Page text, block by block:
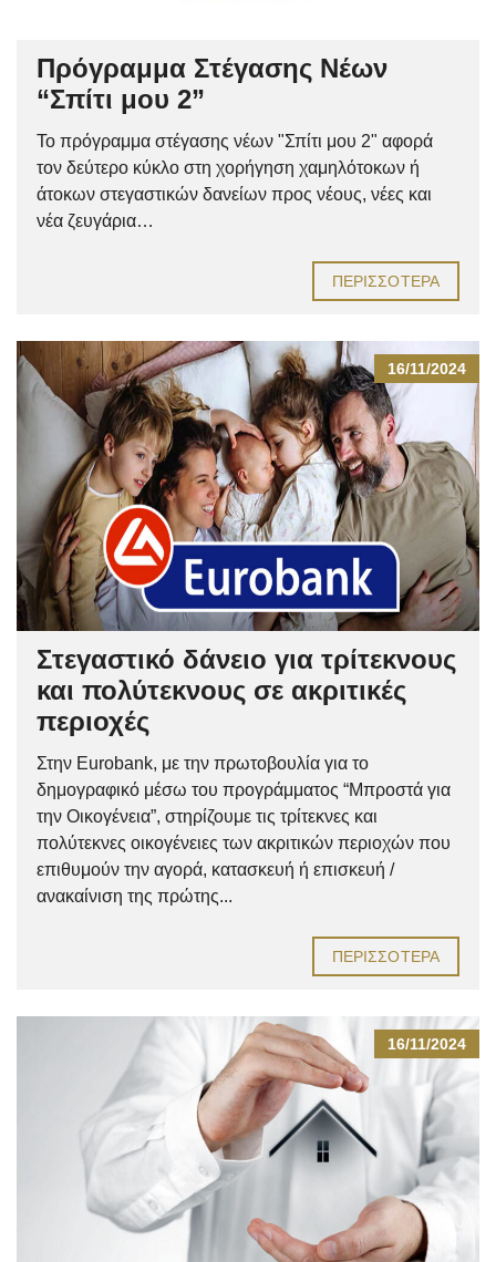
Πρόγραμμα Στέγασης Νέων
“Σπίτι μου 2”
Το πρόγραμμα στέγασης νέων "Σπίτι μου 2" αφορά
τον δεύτερο κύκλο στη χορήγηση χαμηλότοκων ή
άτοκων στεγαστικών δανείων προς νέους, νέες και
νέα ζευγάρια…
ΠΕΡΙΣΣΌΤΕΡΑ
16/11/2024
Στεγαστικό δάνειο για τρίτεκνους
και πολύτεκνους σε ακριτικές
περιοχές
Στην Eurobank, με την πρωτοβουλία για το
δημογραφικό μέσω του προγράμματος “Μπροστά για
την Οικογένεια”, στηρίζουμε τις τρίτεκνες και
πολύτεκνες οικογένειες των ακριτικών περιοχών που
επιθυμούν την αγορά, κατασκευή ή επισκευή /
ανακαίνιση της πρώτης...
ΠΕΡΙΣΣΌΤΕΡΑ
16/11/2024